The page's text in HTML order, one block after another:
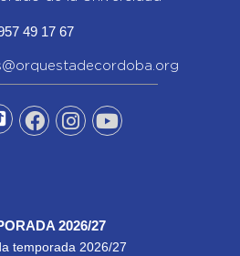
49 17 67
2026/27
temporada 2026/27